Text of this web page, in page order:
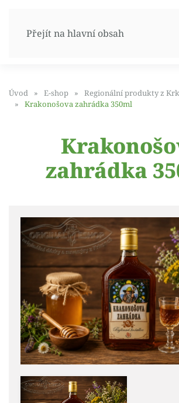
Přejít na hlavní obsah
Úvod E-shop
Regionální produkty z
Krakonošova zahrádka 350ml
zahrádka